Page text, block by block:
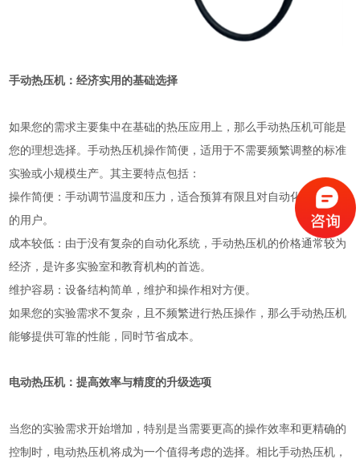
手动热压机：经济实用的基础选择
如果您的需求主要集中在基础的热压应用上，那么手动热压机可能是
您的理想选择。手动热压机操作简便，适用于不需要频繁调整的标准
实验或小规模生产。其主要特点包括：
操作简便：手动调节温度和压力，适合预算有限且对自动化需求不高
的用户。
成本较低：由于没有复杂的自动化系统，手动热压机的价格通常较为
经济，是许多实验室和教育机构的首选。
维护容易：设备结构简单，维护和操作相对方便。
如果您的实验需求不复杂，且不频繁进行热压操作，那么手动热压机
能够提供可靠的性能，同时节省成本。
电动热压机：提高效率与精度的升级选项
当您的实验需求开始增加，特别是当需要更高的操作效率和更精确的
控制时，电动热压机将成为一个值得考虑的选择。相比手动热压机，